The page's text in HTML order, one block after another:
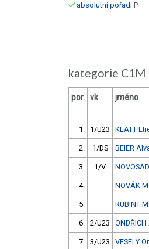
absolutní pořadíP
kategorie C1M
por. vk jméno
1. 1/U23 KLATT
2. 1/DS BEIER
3. 1/V
4. NOVÁK
5. RUBINT
6. 2/U23
7. 3/U23 VESELÝ